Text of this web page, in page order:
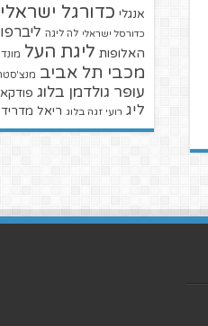
אנגלי כדורגל ישראלי
כדורסל ישראלי לה ליגה
האלופות ליגת העל
מכבי תל אביב מנצ'סטר
עופר גולדמן בלוג
ליג רועי זגה בלוג ריאל מדריד